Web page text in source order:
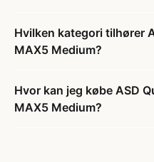
Hvilken kategori tilhører
MAX5 Medium?
Hvor kan jeg købe ASD
MAX5 Medium?